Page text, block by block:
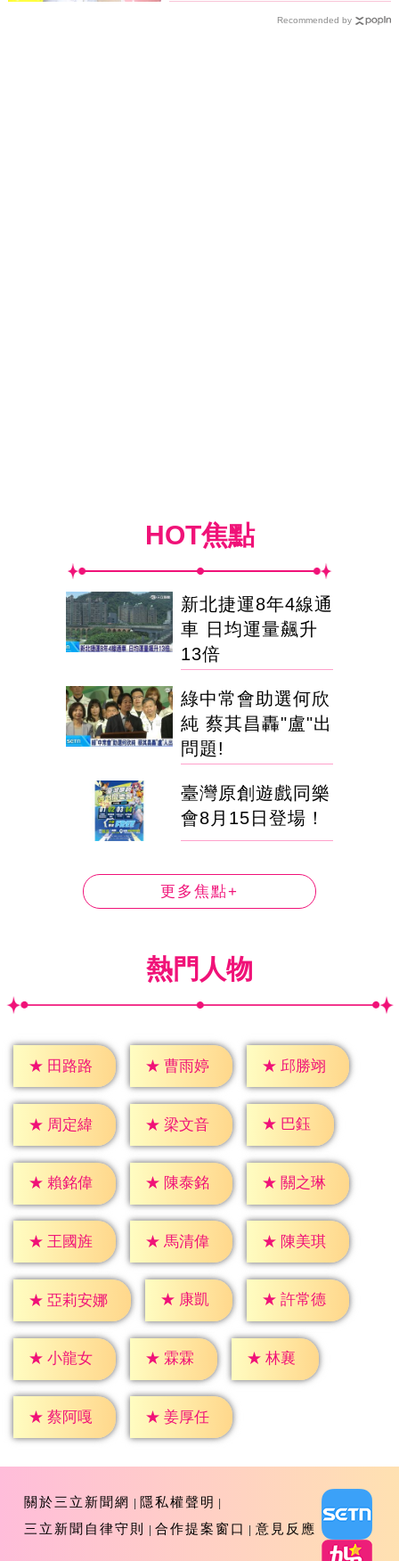
Recommended by
HOT焦點
新北捷運8年4線通
車 日均運量飆升
13倍
綠中常會助選何欣
純 蔡其昌轟"盧"出
問題!
臺灣原創遊戲同樂
會8月15日登場！
更多焦點+
熱門人物
★ 田路路 ★ 曹雨婷 ★ 邱勝翊
★ 周定緯 ★ 梁文音 ★ 巴鈺
★ 賴銘偉 ★ 陳泰銘 ★ 關之琳
★ 王國旌 ★ 馬清偉 ★ 陳美琪
★ 亞莉安娜 ★ 康凱 ★ 許常德
★ 小龍女 ★ 霖霖 ★ 林襄
★ 蔡阿嘎 ★ 姜厚任
關於三立新聞網
隱私權聲明
三立新聞自律守則
合作提案窗口 意見反應